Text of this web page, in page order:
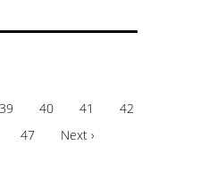
39 40 41
42
47
Next ›